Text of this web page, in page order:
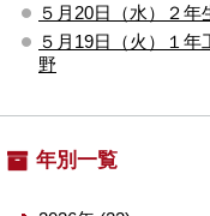
５月20日（水）２年
５月19日（火）１
野
年別一覧